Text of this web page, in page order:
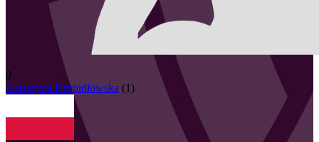
0
Katarzyna Kropidłowska (1)